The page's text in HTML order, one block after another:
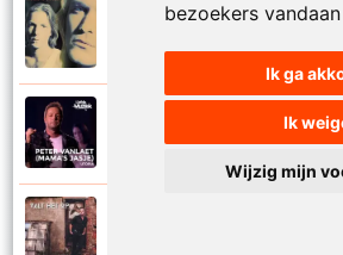
bezoekers
Ik ga
Ik
Wijzig mijn
Mamas Jasje
Troebele tijden